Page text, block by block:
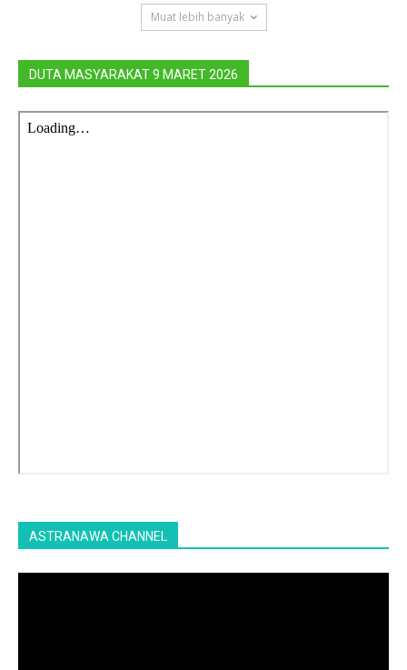
Muat lebih banyak
DUTA MASYARAKAT 9 MARET 2026
ASTRANAWA CHANNEL